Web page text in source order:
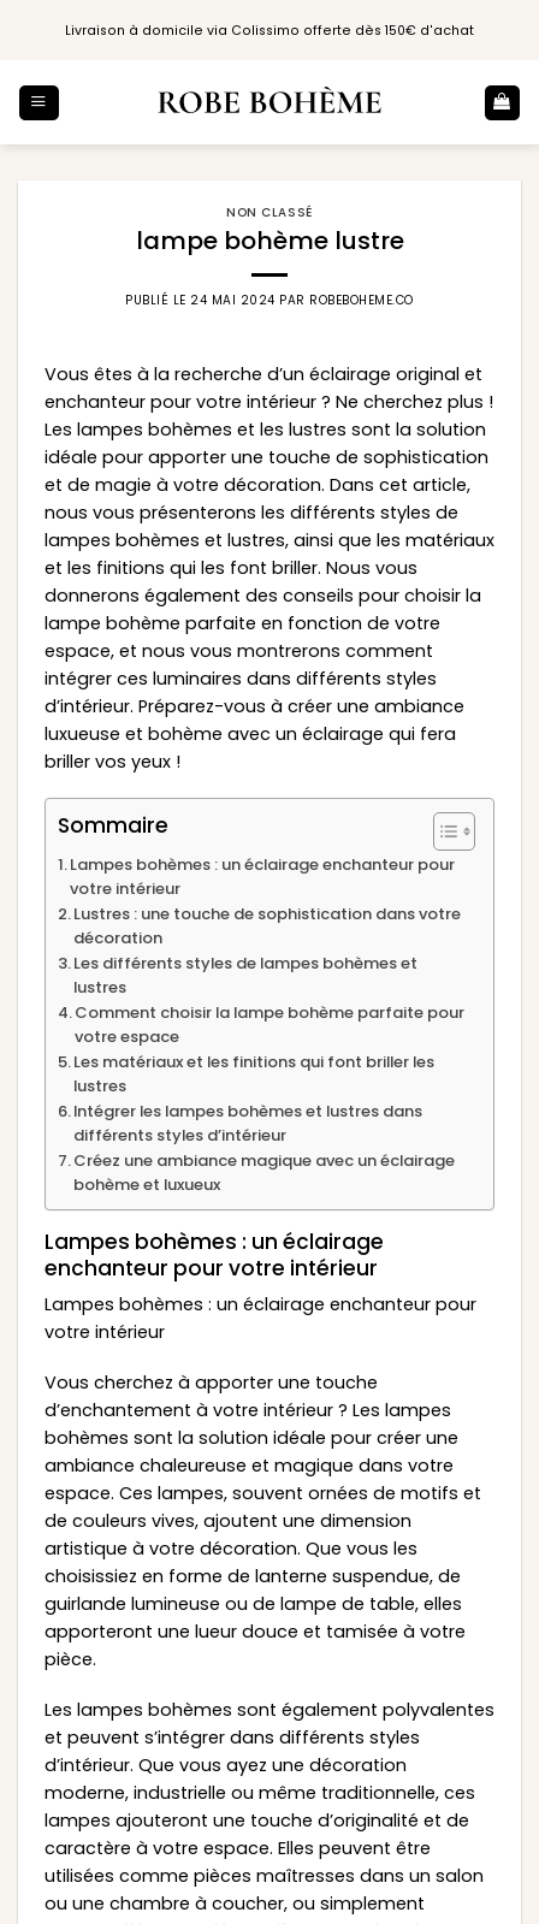
Livraison à domicile via Colissimo offerte dès 150€ d'achat
NON CLASSÉ
lampe bohème lustre
PUBLIÉ LE 24 MAI 2024 PAR ROBEBOHEME.CO
Vous êtes à la recherche d’un éclairage original et
enchanteur pour votre intérieur ? Ne cherchez plus !
Les lampes bohèmes et les lustres sont la solution
idéale pour apporter une touche de sophistication
et de magie à votre décoration. Dans cet article,
nous vous présenterons les différents styles de
lampes bohèmes et lustres, ainsi que les matériaux
et les finitions qui les font briller. Nous vous
donnerons également des conseils pour choisir la
lampe bohème parfaite en fonction de votre
espace, et nous vous montrerons comment
intégrer ces luminaires dans différents styles
d’intérieur. Préparez-vous à créer une ambiance
luxueuse et bohème avec un éclairage qui fera
briller vos yeux !
Sommaire
Lampes bohèmes : un éclairage enchanteur pour
votre intérieur
Lustres : une touche de sophistication dans votre
décoration
Les différents styles de lampes bohèmes et
lustres
Comment choisir la lampe bohème parfaite pour
votre espace
Les matériaux et les finitions qui font briller les
lustres
Intégrer les lampes bohèmes et lustres dans
différents styles d’intérieur
Créez une ambiance magique avec un éclairage
bohème et luxueux
Lampes bohèmes : un éclairage
enchanteur pour votre intérieur
Lampes bohèmes : un éclairage enchanteur pour
votre intérieur
Vous cherchez à apporter une touche
d’enchantement à votre intérieur ? Les lampes
bohèmes sont la solution idéale pour créer une
ambiance chaleureuse et magique dans votre
espace. Ces lampes, souvent ornées de motifs et
de couleurs vives, ajoutent une dimension
artistique à votre décoration. Que vous les
choisissiez en forme de lanterne suspendue, de
guirlande lumineuse ou de lampe de table, elles
apporteront une lueur douce et tamisée à votre
pièce.
Les lampes bohèmes sont également polyvalentes
et peuvent s’intégrer dans différents styles
d’intérieur. Que vous ayez une décoration
moderne, industrielle ou même traditionnelle, ces
lampes ajouteront une touche d’originalité et de
caractère à votre espace. Elles peuvent être
utilisées comme pièces maîtresses dans un salon
ou une chambre à coucher, ou simplement